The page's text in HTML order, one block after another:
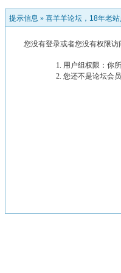
提示信息 » 喜羊羊论坛，18年老
您没有登录或者您没有权限
用户组权限：你
您还不是论坛会